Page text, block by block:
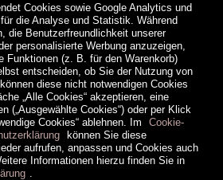
Cookies sowie Google Analytics und
die Analyse und Statistik. Während
die Benutzerfreundlichkeit unserer
personalisierte Werbung anzuzeigen,
Funktionen (z. B. für den Warenkorb)
entscheiden, ob Sie der Nutzung von
diese nicht notwendigen Cookies
„Alle Cookies“ akzeptieren, eine
(„Ausgewählte Cookies“) oder per Klick
Cookies“ ablehnen. Im
Cookie-
können Sie diese
aufrufen, anpassen und Cookies auch
Informationen hierzu finden Sie in